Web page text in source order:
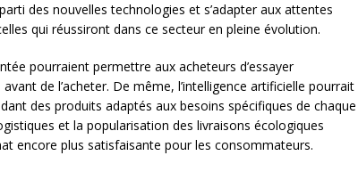
des nouvelles technologies et s’adapter aux attentes
qui réussiront dans ce secteur en pleine évolution.
pourraient permettre aux acheteurs d’essayer
de l’acheter. De même, l’intelligence artificielle pourrait
des produits adaptés aux besoins spécifiques de chaque
et la popularisation des livraisons écologiques
encore plus satisfaisante pour les consommateurs.